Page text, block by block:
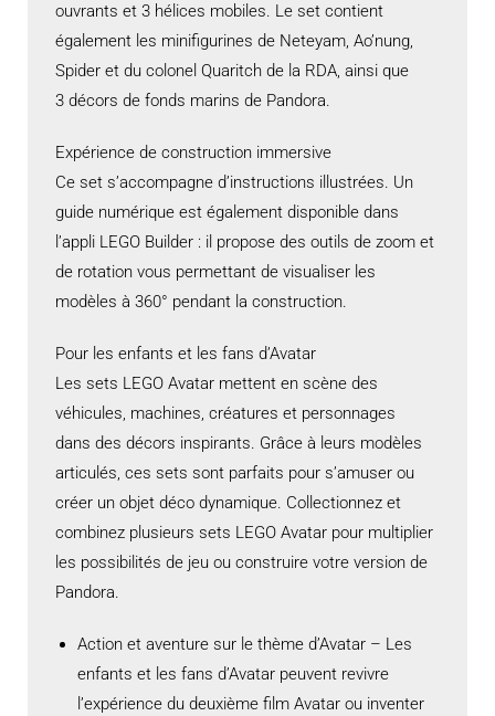
ouvrants et 3 hélices mobiles. Le set contient
également les minifigurines de Neteyam, Ao’nung,
Spider et du colonel Quaritch de la RDA, ainsi que
3 décors de fonds marins de Pandora.
Expérience de construction immersive
Ce set s’accompagne d’instructions illustrées. Un
guide numérique est également disponible dans
l’appli LEGO Builder : il propose des outils de zoom et
de rotation vous permettant de visualiser les
modèles à 360° pendant la construction.
Pour les enfants et les fans d’Avatar
Les sets LEGO Avatar mettent en scène des
véhicules, machines, créatures et personnages
dans des décors inspirants. Grâce à leurs modèles
articulés, ces sets sont parfaits pour s’amuser ou
créer un objet déco dynamique. Collectionnez et
combinez plusieurs sets LEGO Avatar pour multiplier
les possibilités de jeu ou construire votre version de
Pandora.
Action et aventure sur le thème d’Avatar – Les
enfants et les fans d’Avatar peuvent revivre
l’expérience du deuxième film Avatar ou inventer